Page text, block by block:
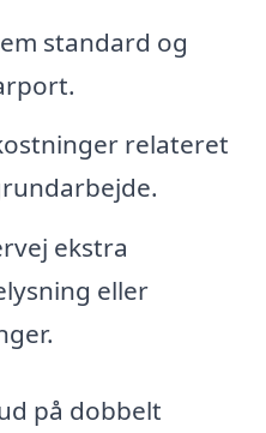
standard og
relateret
ekstra
eller
på dobbelt